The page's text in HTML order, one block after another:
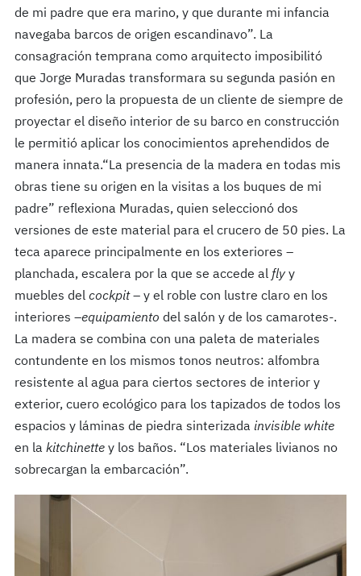
de mi padre que era marino, y que durante mi infancia
navegaba barcos de origen escandinavo”. La
consagración temprana como arquitecto imposibilitó
que Jorge Muradas transformara su segunda pasión en
profesión, pero la propuesta de un cliente de siempre de
proyectar el diseño interior de su barco en construcción
le permitió aplicar los conocimientos aprehendidos de
manera innata.“La presencia de la madera en todas mis
obras tiene su origen en la visitas a los buques de mi
padre” reflexiona Muradas, quien seleccionó dos
versiones de este material para el crucero de 50 pies. La
teca aparece principalmente en los exteriores –
planchada, escalera por la que se accede al flyy
muebles del cockpit– y el roble con lustre claro en los
interiores –equipamiento del salón y de los camarotes-.
La madera se combina con una paleta de materiales
contundente en los mismos tonos neutros: alfombra
resistente al agua para ciertos sectores de interior y
exterior, cuero ecológico para los tapizados de todos los
espacios y láminas de piedra sinterizada invisible white
en la kitchinettey los baños. “Los materiales livianos no
sobrecargan la embarcación”.